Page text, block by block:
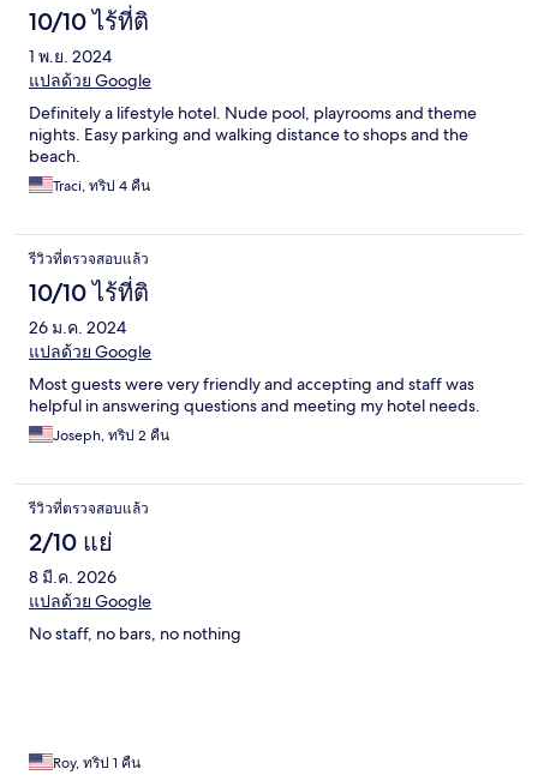
10/10 ไร้ที่ติ
1 พ.ย. 2024
แปลด้วย Google
Definitely a lifestyle hotel. Nude pool, playrooms and theme
nights. Easy parking and walking distance to shops and the
beach.
Traci, ทริป 4 คืน
รีวิวที่ตรวจสอบแล้ว
10/10 ไร้ที่ติ
26 ม.ค. 2024
แปลด้วย Google
Most guests were very friendly and accepting and staff was
helpful in answering questions and meeting my hotel needs.
Joseph, ทริป 2 คืน
รีวิวที่ตรวจสอบแล้ว
2/10 แย่
8 มี.ค. 2026
แปลด้วย Google
No staff, no bars, no nothing
Roy, ทริป 1 คืน